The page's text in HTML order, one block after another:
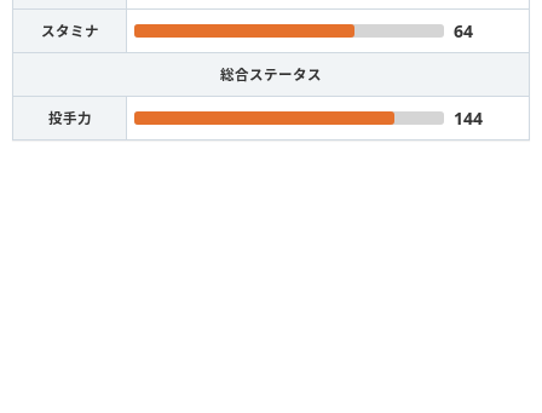
スタミナ 64
総合ステータス
投手力 144